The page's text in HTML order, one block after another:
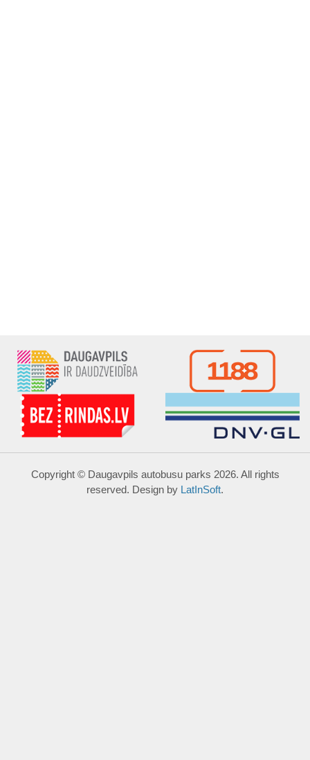
Copyright © Daugavpils autobusu parks 2026. All rights
reserved. Design by LatInSoft.